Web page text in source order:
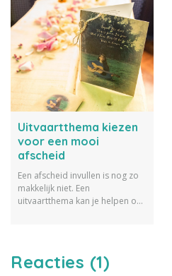
Uitvaartthema kiezen
voor een mooi
afscheid
Een afscheid invullen is nog zo
makkelijk niet. Een
uitvaartthema kan je helpen om
Reacties (1)